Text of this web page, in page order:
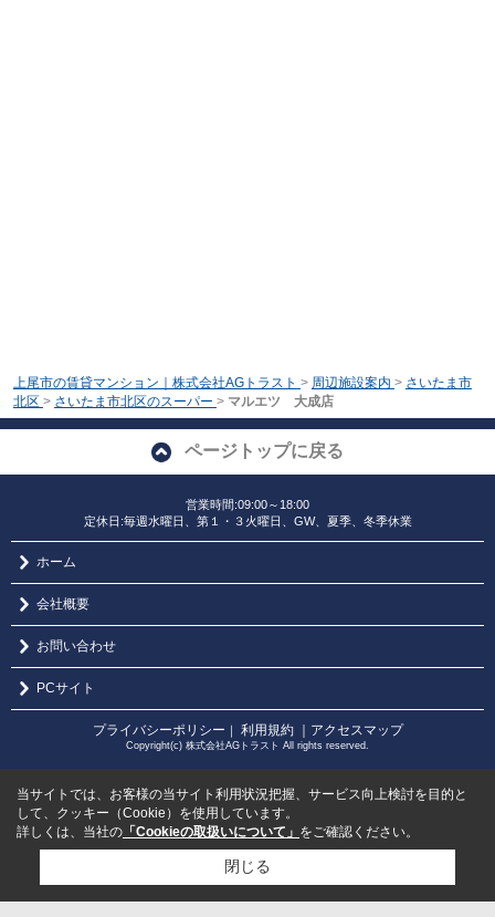
上尾市の賃貸マンション｜株式会社AGトラスト > 周辺施設案内 > さいたま市
北区 > さいたま市北区のスーパー > マルエツ 大成店
ページトップに戻る
営業時間:09:00～18:00
定休日:毎週水曜日、第１・３火曜日、GW、夏季、冬季休業
ホーム
会社概要
お問い合わせ
PCサイト
プライバシーポリシー ｜ 利用規約 ｜アクセスマップ
Copyright(c) 株式会社AGトラスト All rights reserved.
当サイトでは、お客様の当サイト利用状況把握、サービス向上検討を目的と
して、クッキー（Cookie）を使用しています。
詳しくは、当社の 「Cookieの取扱いについて」 をご確認ください。
閉じる